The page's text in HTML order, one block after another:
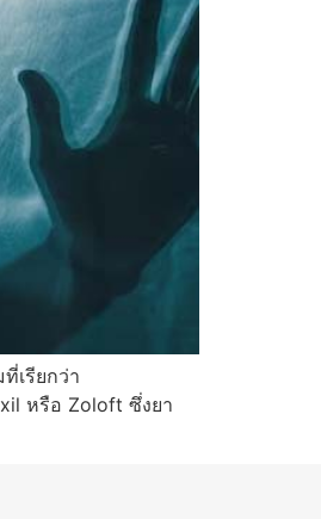
เรียกว่า
หรือ Zoloft ซึ่งยา